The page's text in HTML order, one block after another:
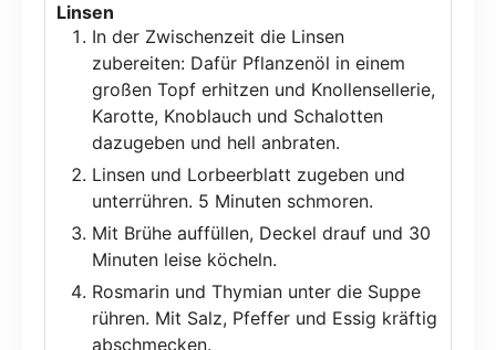
Linsen
In der Zwischenzeit die Linsen
zubereiten: Dafür Pflanzenöl in einem
großen Topf erhitzen und Knollensellerie,
Karotte, Knoblauch und Schalotten
dazugeben und hell anbraten.
Linsen und Lorbeerblatt zugeben und
unterrühren. 5 Minuten schmoren.
Mit Brühe auffüllen, Deckel drauf und 30
Minuten leise köcheln.
Rosmarin und Thymian unter die Suppe
rühren. Mit Salz, Pfeffer und Essig kräftig
abschmecken.